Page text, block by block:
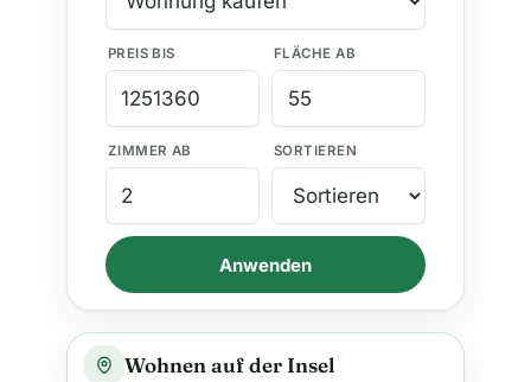
PREIS BIS FLÄCHE AB
ZIMMER AB SORTIEREN
Anwenden
Wohnen auf der Insel